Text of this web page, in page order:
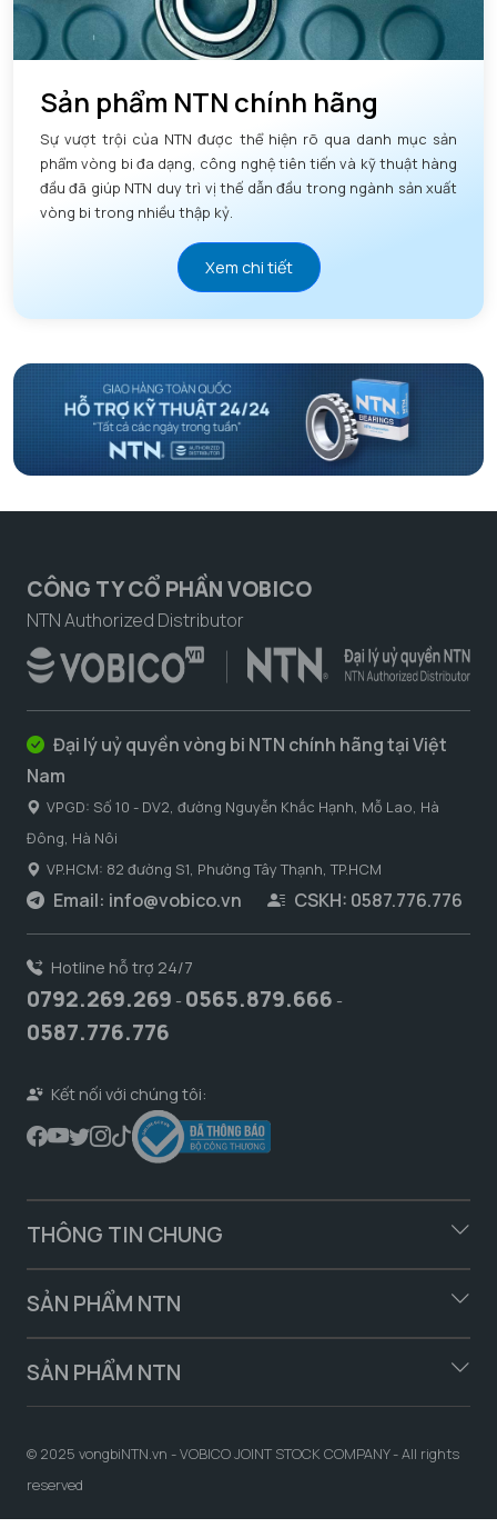
Sản phẩm NTN chính hãng
Sự vượt trội của NTN được thể hiện rõ qua danh mục sản
phẩm vòng bi đa dạng, công nghệ tiên tiến và kỹ thuật hàng
đầu đã giúp NTN duy trì vị thế dẫn đầu trong ngành sản xuất
vòng bi trong nhiều thập kỷ.
Xem chi tiết
CÔNG TY CỔ PHẦN VOBICO
NTN Authorized Distributor
Đại lý uỷ quyền vòng bi NTN chính hãng tại Việt
Nam
VPGD: Số 10 - DV2, đường Nguyễn Khắc Hạnh, Mỗ Lao, Hà
Đông, Hà Nôi
VP.HCM: 82 đường S1, Phường Tây Thạnh, TP.HCM
Email: info@vobico.vn CSKH: 0587.776.776
Hotline hỗ trợ 24/7
0792.269.269 - 0565.879.666 -
0587.776.776
Kết nối với chúng tôi:
THÔNG TIN CHUNG
SẢN PHẨM NTN
SẢN PHẨM NTN
© 2025 vongbiNTN.vn - VOBICO JOINT STOCK COMPANY - All rights
reserved